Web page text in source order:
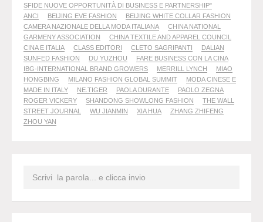
SFIDE NUOVE OPPORTUNITÀ DI BUSINESS E PARTNERSHIP"
ANCI
BEIJING EVE FASHION
BEIJING WHITE COLLAR FASHION
CAMERA NAZIONALE DELLA MODA ITALIANA
CHINA NATIONAL
GARMENY ASSOCIATION
CHINA TEXTILE AND APPAREL COUNCIL
CINA E ITALIA
CLASS EDITORI CLETO SAGRIPANTI
DALIAN
SUNFED FASHION
DU YUZHOU
FARE BUSINESS CON LA CINA
IBG-INTERNATIONAL BRAND GROWERS
MERRILL LYNCH
MIAO
HONGBING
MILANO FASHION GLOBAL SUMMIT
MODA CINESE E
MADE IN ITALY
NE.TIGER PAOLA DURANTE
PAOLO ZEGNA
ROGER VICKERY
SHANDONG SHOWLONG FASHION
THE WALL
STREET JOURNAL
WU JIANMIN XIA HUA
ZHANG ZHIFENG
ZHOU YAN